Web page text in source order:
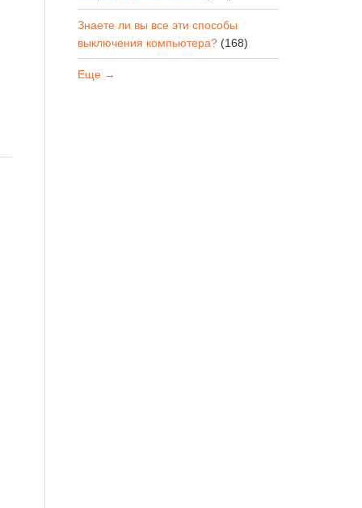
Знаете ли вы все эти способы
выключения компьютера? (168)
Еще →